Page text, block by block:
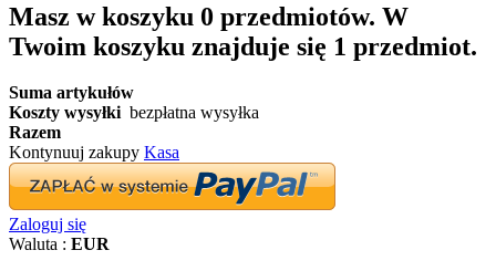
Masz w koszyku 0 przedmiotów. W
Twoim koszyku znajduje się 1 przedmiot.
Suma artykułów
Koszty wysyłki bezpłatna wysyłka
Razem
Kontynuuj zakupy Kasa
Zaloguj się
Waluta : EUR